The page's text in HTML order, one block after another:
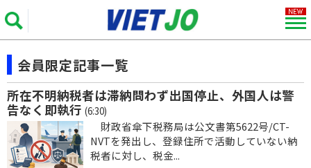
会員限定記事一覧
所在不明納税者は滞納問わず出国停止、外国人は警
告なく即執行 (6:30)
財政省傘下税務局は公文書第5622号/CT-
NVTを発出し、登録住所で活動していない納
税者に対し、税金...